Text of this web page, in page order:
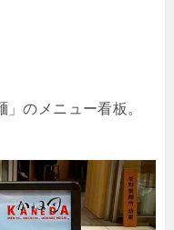
のメニュー看板。